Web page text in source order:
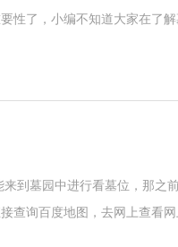
性了，小编不知道大家在了
，水的重要性对于我们大家都
离水近一些，但是近一些是
到墓园中进行看墓位，那之
查询百度地图，去网上查看
小编说这么多，就是想说大